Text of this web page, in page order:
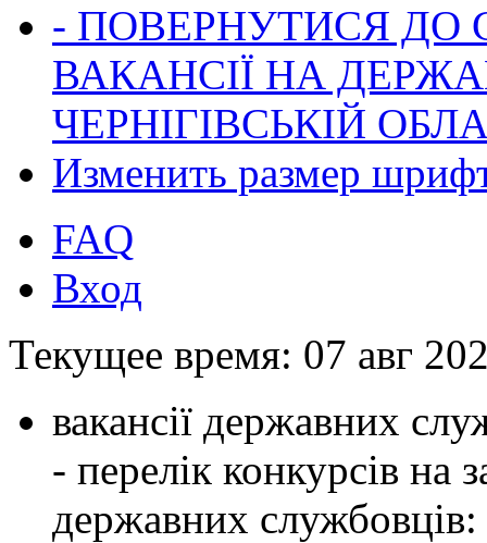
- ПОВЕРНУТИСЯ ДО
ВАКАНСІЇ НА
ЧЕРНІГІВСЬКІЙ
Изменить размер
FAQ
Вход
Текущее время: 07 авг
вакансії державних
- перелік конкурсів на
державних службовців: